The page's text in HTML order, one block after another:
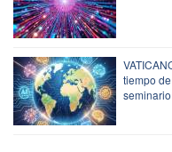
tiempo
seminario